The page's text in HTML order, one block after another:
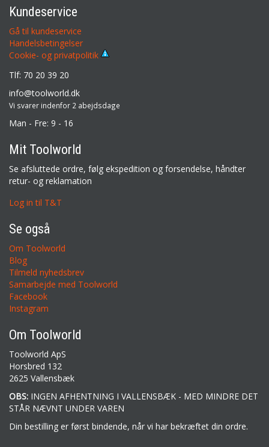
Kundeservice
Gå til kundeservice
Handelsbetingelser
Cookie- og privatpolitik
Tlf: 70 20 39 20
info@toolworld.dk
Vi svarer indenfor 2 abejdsdage
Man - Fre: 9 - 16
Mit Toolworld
Se afsluttede ordre, følg ekspedition og forsendelse, håndter
retur- og reklamation
Log in til T&T
Se også
Om Toolworld
Blog
Tilmeld nyhedsbrev
Samarbejde med Toolworld
Facebook
Instagram
Om Toolworld
Toolworld ApS
Horsbred 132
2625 Vallensbæk
OBS: INGEN AFHENTNING I VALLENSBÆK - MED MINDRE DET
STÅR NÆVNT UNDER VAREN
Din bestilling er først bindende, når vi har bekræftet din ordre.